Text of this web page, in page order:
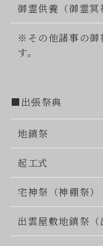
御霊供養（御霊冥
※その他諸事の御
す。
■出張祭典
地鎮祭
起工式
宅神祭（神棚祭）
出雲屋敷地鎮祭（